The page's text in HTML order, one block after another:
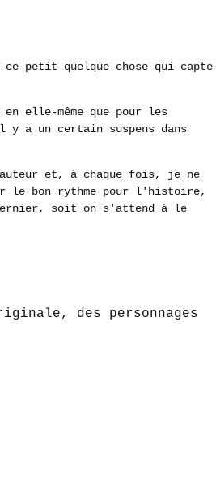
petit quelque chose qui capte
elle-même que pour les
a un certain suspens dans
et, à chaque fois, je ne
le bon rythme pour l'histoire,
soit on s'attend à le
des personnages